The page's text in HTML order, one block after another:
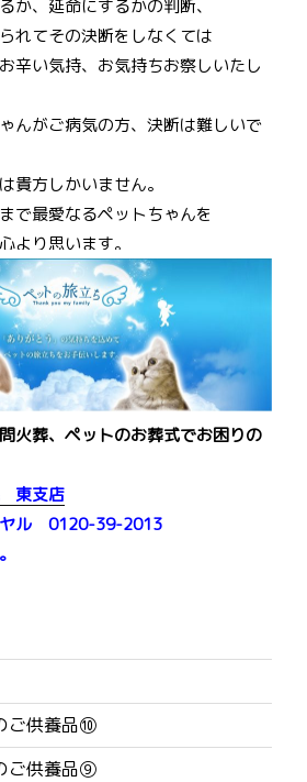
か、延命にするかの判断、
れてその決断をしなくては
辛い気持、お気持ちお察しいたし
んがご病気の方、決断は難しいで
貴方しかいません。
で最愛なるペットちゃんを
より思います。
火葬、ペットのお葬式でお困りの
東支店
ヤル 0120-39-2013
ご供養品⑩
ご供養品⑨